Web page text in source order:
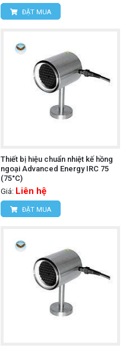
ĐẶT MUA
Thiết bị hiệu chuẩn nhiệt kế hồng
ngoại Advanced Energy IRC 75
(75°C)
Giá: Liên hệ
ĐẶT MUA